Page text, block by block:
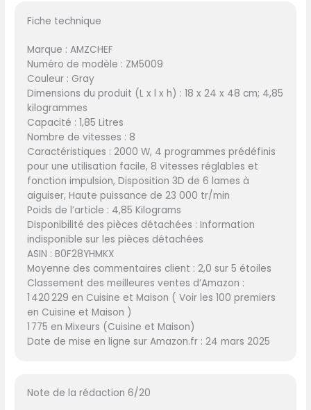
Fiche technique
Marque : AMZCHEF
Numéro de modèle : ZM5009
Couleur : Gray
Dimensions du produit (L x l x h) : 18 x 24 x 48 cm; 4,85
kilogrammes
Capacité : 1,85 Litres
Nombre de vitesses : 8
Caractéristiques : 2000 W, 4 programmes prédéfinis
pour une utilisation facile, 8 vitesses réglables et
fonction impulsion, Disposition 3D de 6 lames à
aiguiser, Haute puissance de 23 000 tr/min
Poids de l’article : 4,85 Kilograms
Disponibilité des pièces détachées : Information
indisponible sur les pièces détachées
ASIN : B0F28YHMKX
Moyenne des commentaires client : 2,0 sur 5 étoiles
Classement des meilleures ventes d’Amazon :
1 420 229 en Cuisine et Maison ( Voir les 100 premiers
en Cuisine et Maison )
1 775 en Mixeurs (Cuisine et Maison)
Date de mise en ligne sur Amazon.fr : 24 mars 2025
Note de la rédaction 6/20